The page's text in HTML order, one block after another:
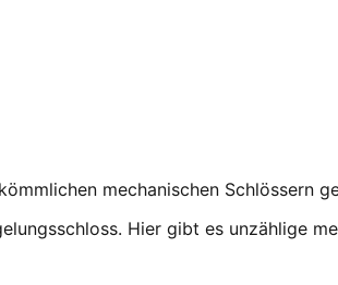
mechanischen Schlössern
. Hier gibt es unzählige